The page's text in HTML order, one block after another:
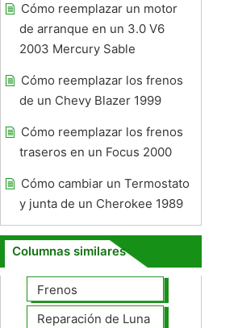
Cómo reemplazar un motor
de arranque en un 3.0 V6
2003 Mercury Sable
Cómo reemplazar los frenos
de un Chevy Blazer 1999
Cómo reemplazar los frenos
traseros en un Focus 2000
Cómo cambiar un Termostato
y junta de un Cherokee 1989
Columnas similares
Frenos
Reparación de Lunas